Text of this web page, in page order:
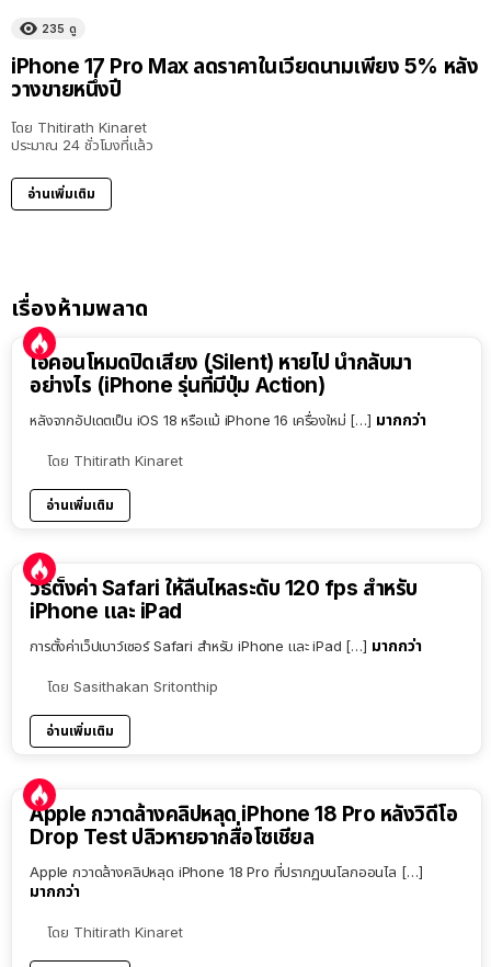
235 ดู
iPhone 17 Pro Max ลดราคาในเวียดนามเพียง 5% หลัง
วางขายหนึ่งปี
โดย Thitirath Kinaret
ประมาณ 24 ชั่วโมงที่แล้ว
อ่านเพิ่มเติม
เรื่องห้ามพลาด
ไอคอนโหมดปิดเสียง (Silent) หายไป นำกลับมา
อย่างไร (iPhone รุ่นที่มีปุ่ม Action)
หลังจากอัปเดตเป็น iOS 18 หรือแม้ iPhone 16 เครื่องใหม่ […] มากกว่า
โดย Thitirath Kinaret
อ่านเพิ่มเติม
วิธีตั้งค่า Safari ให้ลื่นไหลระดับ 120 fps สำหรับ
iPhone และ iPad
การตั้งค่าเว็ปเบาว์เซอร์ Safari สำหรับ iPhone และ iPad […] มากกว่า
โดย Sasithakan Sritonthip
อ่านเพิ่มเติม
Apple กวาดล้างคลิปหลุด iPhone 18 Pro หลังวิดีโอ
Drop Test ปลิวหายจากสื่อโซเชียล
Apple กวาดล้างคลิปหลุด iPhone 18 Pro ที่ปรากฏบนโลกออนไล […]
มากกว่า
โดย Thitirath Kinaret